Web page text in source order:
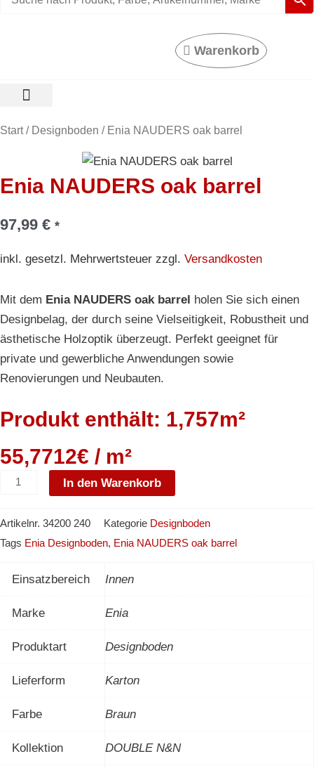
Warenkorb
Start/ Designboden / Enia NAUDERS oak barrel
Enia NAUDERS oak barrel
97,99 € *
inkl. gesetzl. Mehrwertsteuer zzgl. Versandkosten
Mit dem Enia NAUDERS oak barrel holen Sie sich einen
Designbelag, der durch seine Vielseitigkeit, Robustheit und
ästhetische Holzoptik überzeugt. Perfekt geeignet für
private und gewerbliche Anwendungen sowie
Renovierungen und Neubauten.
Produkt enthält: 1,757m²
55,7712€ / m²
Enia
barrel
In den Warenkorb
Artikelnr. 34200 240 Kategorie Designboden
Tags Enia Designboden, Enia NAUDERS oak barrel
Einsatzbereich Innen
Marke Enia
Produktart Designboden
Lieferform Karton
Farbe Braun
Kollektion DOUBLE N&N